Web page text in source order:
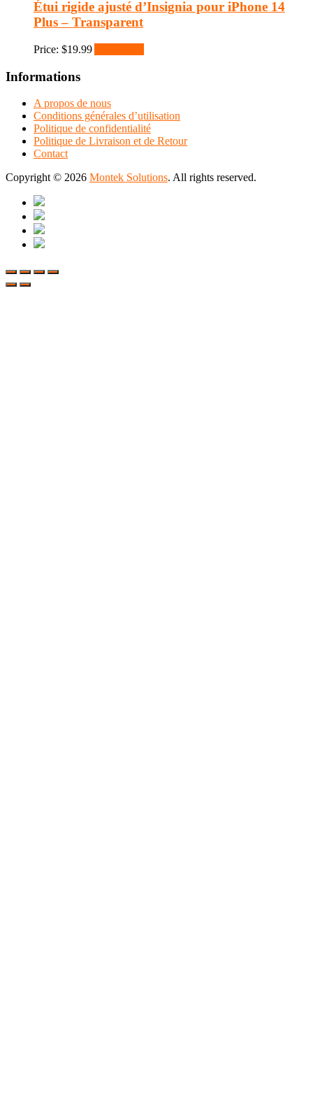
Étui rigide ajusté d’Insignia pour iPhone 14
Plus – Transparent
Price: $19.99
Informations
A propos de nous
Conditions générales d’utilisation
Politique de confidentialité
Politique de Livraison et de Retour
Contact
Copyright © 2026 Montek Solutions. All rights reserved.